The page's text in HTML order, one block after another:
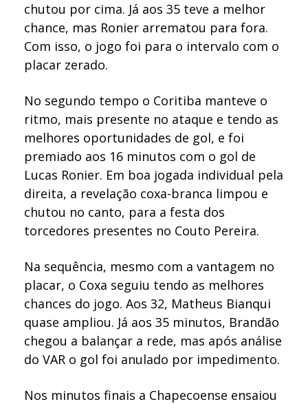
chutou por cima. Já aos 35 teve a melhor
chance, mas Ronier arrematou para fora.
Com isso, o jogo foi para o intervalo com o
placar zerado.
No segundo tempo o Coritiba manteve o
ritmo, mais presente no ataque e tendo as
melhores oportunidades de gol, e foi
premiado aos 16 minutos com o gol de
Lucas Ronier. Em boa jogada individual pela
direita, a revelação coxa-branca limpou e
chutou no canto, para a festa dos
torcedores presentes no Couto Pereira.
Na sequência, mesmo com a vantagem no
placar, o Coxa seguiu tendo as melhores
chances do jogo. Aos 32, Matheus Bianqui
quase ampliou. Já aos 35 minutos, Brandão
chegou a balançar a rede, mas após análise
do VAR o gol foi anulado por impedimento.
Nos minutos finais a Chapecoense ensaiou